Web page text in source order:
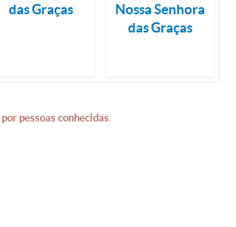
das Graças
Nossa Senhora
das Graças
pessoas conhecidas.